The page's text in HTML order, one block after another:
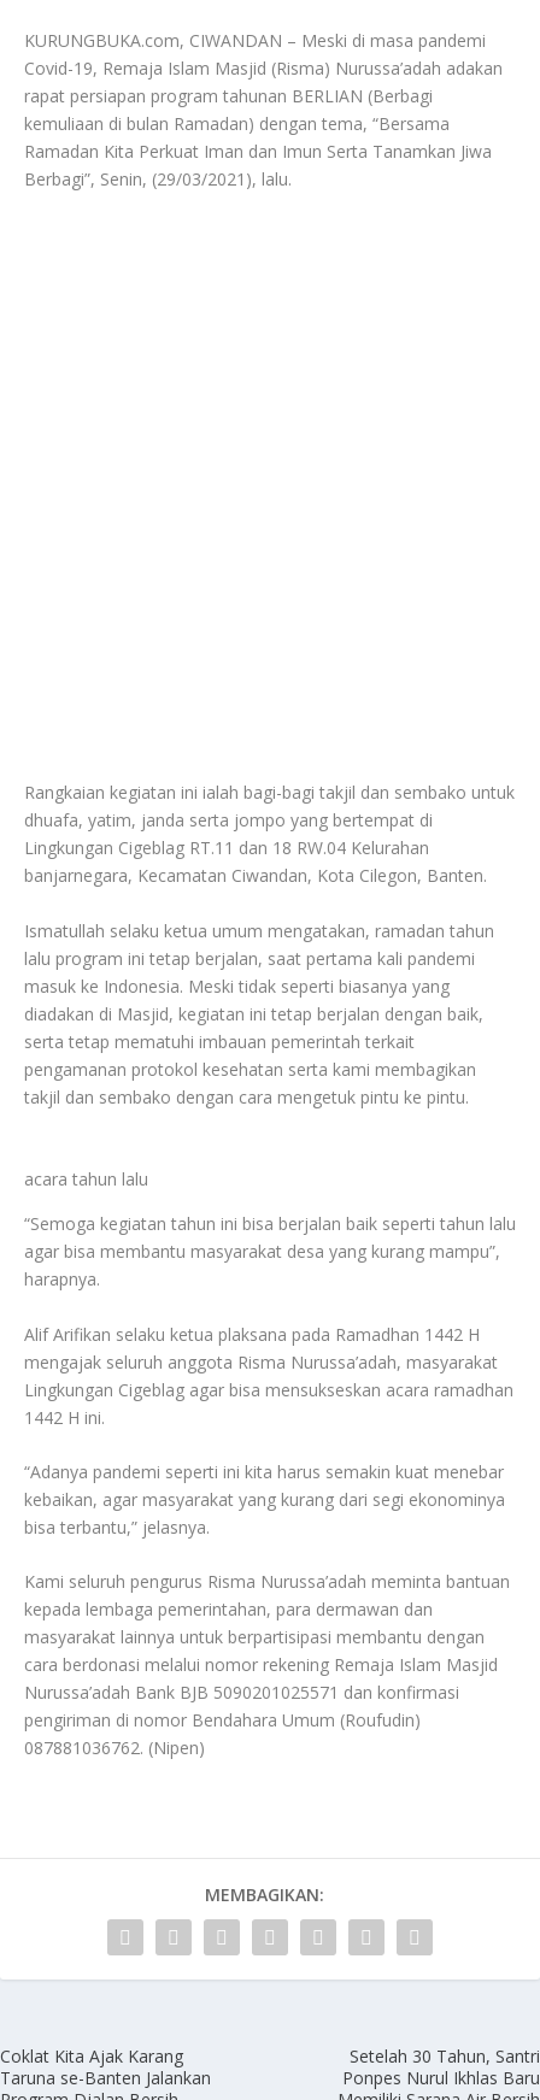
KURUNGBUKA.com, CIWANDAN – Meski di masa pandemi
Covid-19, Remaja Islam Masjid (Risma) Nurussa’adah adakan
rapat persiapan program tahunan BERLIAN (Berbagi
kemuliaan di bulan Ramadan) dengan tema, “Bersama
Ramadan Kita Perkuat Iman dan Imun Serta Tanamkan Jiwa
Berbagi”, Senin, (29/03/2021), lalu.
Rangkaian kegiatan ini ialah bagi-bagi takjil dan sembako untuk
dhuafa, yatim, janda serta jompo yang bertempat di
Lingkungan Cigeblag RT.11 dan 18 RW.04 Kelurahan
banjarnegara, Kecamatan Ciwandan, Kota Cilegon, Banten.
Ismatullah selaku ketua umum mengatakan, ramadan tahun
lalu program ini tetap berjalan, saat pertama kali pandemi
masuk ke Indonesia. Meski tidak seperti biasanya yang
diadakan di Masjid, kegiatan ini tetap berjalan dengan baik,
serta tetap mematuhi imbauan pemerintah terkait
pengamanan protokol kesehatan serta kami membagikan
takjil dan sembako dengan cara mengetuk pintu ke pintu.
acara tahun lalu
“Semoga kegiatan tahun ini bisa berjalan baik seperti tahun lalu
agar bisa membantu masyarakat desa yang kurang mampu”,
harapnya.
Alif Arifikan selaku ketua plaksana pada Ramadhan 1442 H
mengajak seluruh anggota Risma Nurussa’adah, masyarakat
Lingkungan Cigeblag agar bisa mensukseskan acara ramadhan
1442 H ini.
“Adanya pandemi seperti ini kita harus semakin kuat menebar
kebaikan, agar masyarakat yang kurang dari segi ekonominya
bisa terbantu,” jelasnya.
Kami seluruh pengurus Risma Nurussa’adah meminta bantuan
kepada lembaga pemerintahan, para dermawan dan
masyarakat lainnya untuk berpartisipasi membantu dengan
cara berdonasi melalui nomor rekening Remaja Islam Masjid
Nurussa’adah Bank BJB 5090201025571 dan konfirmasi
pengiriman di nomor Bendahara Umum (Roufudin)
087881036762. (Nipen)
MEMBAGIKAN:
Coklat Kita Ajak Karang
Taruna se-Banten Jalankan
Setelah 30 Tahun, Santri
Ponpes Nurul Ikhlas Baru